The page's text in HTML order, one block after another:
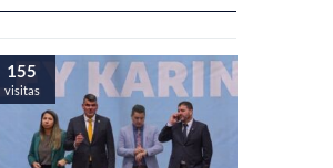
155
visitas